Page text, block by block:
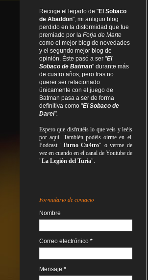
Recoge el legado de "El Sobaco
de Abaddon", mi antiguo blog
perdido en la disformidad que fue
premiado por la Forja de Marte
como el mejor blog de novedades
y el segundo mejor blog de
opinión. Éste pasó a ser "El
Sobaco de Batman" durante más
de cuatro años, pero tras no
querer ser relacionado
únicamente con el juego de
Batman pasa a ser de forma
definitiva como "El Sobaco de
Darel".
Espero que disfrutéis lo queveis yleéis
por aquí. También podéis oírme en el
Podcast "Turno Cu4tro" o verme de
vez en cuando en el canal de Youtube de
"La Legión del Turia".
Formulario de contacto
Nombre
Correo electrónico *
Mensaje *